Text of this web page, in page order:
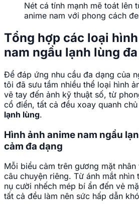
Nét cá tính mạnh mẽ toát lên
anime nam với phong cách
Tổng hợp các loại
nam ngầu lạnh lùng
Để đáp ứng nhu cầu đa dạng của
tôi đã sưu tầm nhiều thể loại hình
vẽ tay đến ảnh kỹ thuật số, từ
cổ điển, tất cả đều xoay quanh
lạnh lùng.
Hình ảnh anime nam ngầu
cảm đa dạng
Mỗi biểu cảm trên gương mặt
câu chuyện riêng. Từ ánh mắt nhìn
nụ cười nhếch mép bí ẩn đến vẻ
tất cả đều làm nên sức hấp dẫn